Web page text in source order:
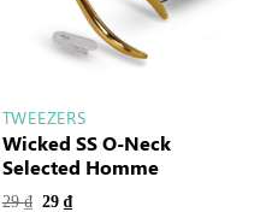
TWEEZERS
Wicked SS O-Neck
Selected Homme
29₫ 29 ₫